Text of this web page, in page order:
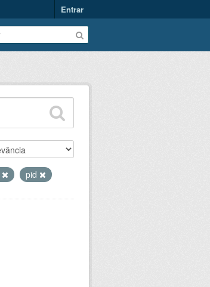
Entrar
pid